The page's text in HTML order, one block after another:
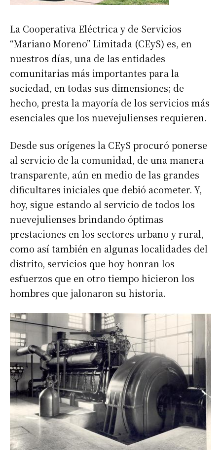
La Cooperativa Eléctrica y de Servicios
“Mariano Moreno” Limitada (CEyS) es, en
nuestros días, una de las entidades
comunitarias más importantes para la
sociedad, en todas sus dimensiones; de
hecho, presta la mayoría de los servicios más
esenciales que los nuevejulienses requieren.
Desde sus orígenes la CEyS procuró ponerse
al servicio de la comunidad, de una manera
transparente, aún en medio de las grandes
dificultares iniciales que debió acometer. Y,
hoy, sigue estando al servicio de todos los
nuevejulienses brindando óptimas
prestaciones en los sectores urbano y rural,
como así también en algunas localidades del
distrito, servicios que hoy honran los
esfuerzos que en otro tiempo hicieron los
hombres que jalonaron su historia.